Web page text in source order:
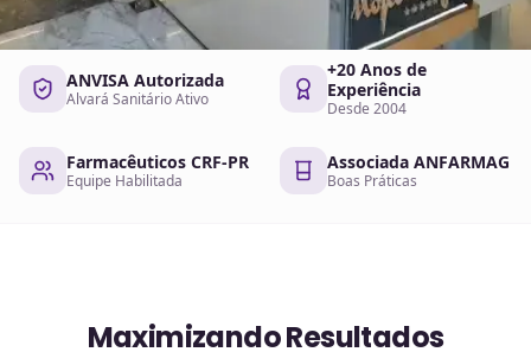
ANVISA Autorizada
Alvará Sanitário Ativo
+20 Anos de
Experiência
Desde 2004
Farmacêuticos CRF-PR
Equipe Habilitada
Associada ANFARMAG
Boas Práticas
Maximizando Resultados